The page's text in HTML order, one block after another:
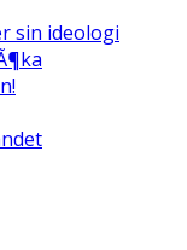
sin ideologi